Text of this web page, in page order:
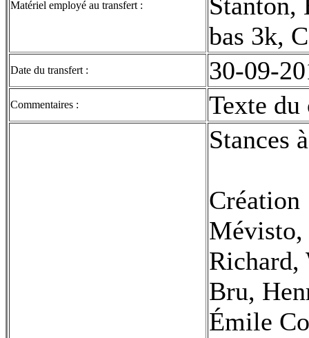
Matériel employé au transfert :
bas 3k,
Date du transfert : 30-09-
Commentaires : Texte
Stances
Création
Mévisto,
Richard,
Bru,
Émile